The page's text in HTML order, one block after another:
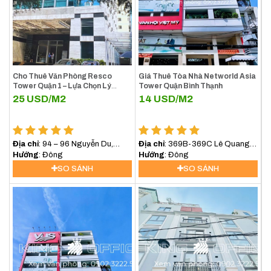
Với những trang thiết bị hiện đại và dịch vụ chất lượng,
Vietdata Building mang đến môi trường làm việc lý tưởng,
giúp doanh nghiệp hoạt động hiệu quả và chuyên nghiệp hơn.
Thang Máy Tòa Nhà Vietdata Building Ung Văn Khiêm Quận
Cho Thuê Văn Phòng Resco
Tower Quận 1 – Lựa Chọn Lý
Tưởng Cho Doanh Nghiệp Tại
Trung Tâm TP.HCM
25 USD/M2
Địa chỉ: 94 – 96 Nguyễn Du,
Phường Sài Gòn (Phường Bến
Nghé, Quận 1)
Hướng : Đông
SO SÁNH
Giá Thuê Tòa Nhà Networld Asia
Tower Quận Bình Thạnh
14 USD/M2
Địa chỉ: 369B-369C Lê Quang
Định, Phường Bình Lợi Trung,
(Bình Thạnh) TP.HCM
Hướng : Đông
SO SÁNH